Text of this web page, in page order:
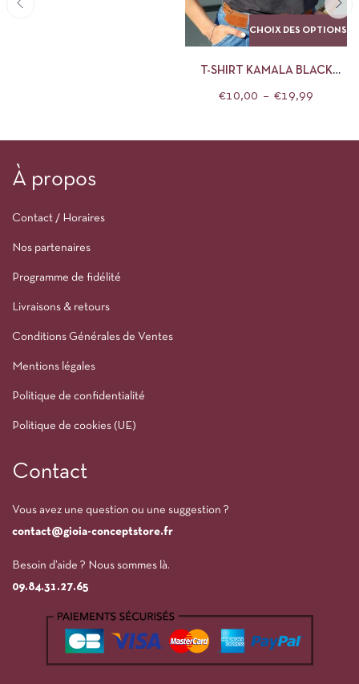
CHOIX DES OPTIONS
T-SHIRT KAMALA BLACK
€10,00 – €19,99
À propos
Contact / Horaires
Nos partenaires
Programme de fidélité
Livraisons & retours
Conditions Générales de Ventes
Mentions légales
Politique de confidentialité
Politique de cookies (UE)
Contact
Vous avez une question ou une suggestion ?
contact@gioia-conceptstore.fr
Besoin d’aide ? Nous sommes là.
09.84.31.27.65